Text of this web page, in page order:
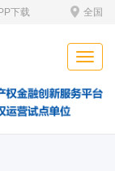
全国
下载
Toggle